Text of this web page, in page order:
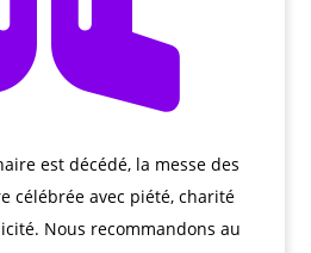
est décédé, la messe des
célébrée avec piété, charité
Nous recommandons au